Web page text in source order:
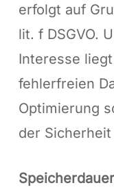
erfolgt auf
lit. f DSGVO.
Interesse
fehlerfreien
Optimierung
der